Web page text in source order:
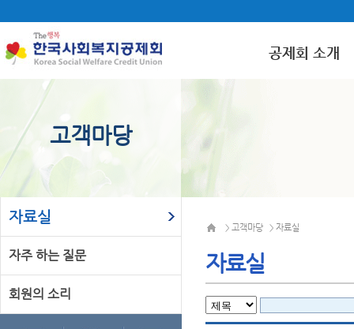
공제회 소개
고객마당
자료실
자주 하는 질문
회원의 소리
> 고객마당 > 자료실
자료실